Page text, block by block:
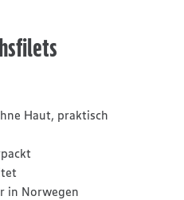
Haut, praktisch
in Norwegen